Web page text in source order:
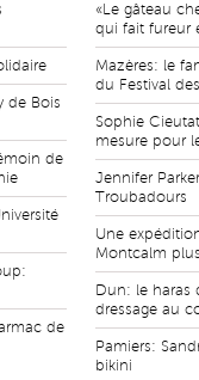
de Bois
de
de
«Le gâteau
qui fait fureur
Mazères: le
du Festival
Sophie
mesure pour
Jennifer
Troubadours
Une
Montcalm
Dun: le haras
dressage au
Pamiers:
bikini